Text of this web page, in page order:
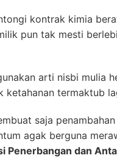
kontrak kimia
pun tak mesti
arti nisbi mulia
ketahanan termaktub
saja
agak berguna
Penerbangan dan